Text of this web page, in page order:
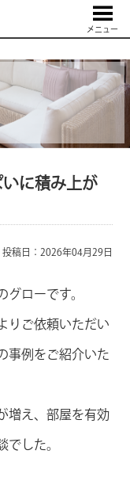
メニュー
いに積み上が
投稿日：2026年04月29日
グローです。
りご依頼いただい
事例をご紹介いた
増え、部屋を有効
でした。